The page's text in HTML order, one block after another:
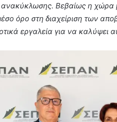
Βεβαίως η χώρα
όρο στη διαχείριση των
εργαλεία για να καλύψει